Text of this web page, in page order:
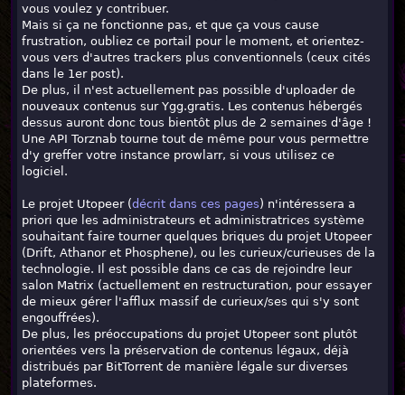
vous voulez y contribuer.
Mais si ça ne fonctionne pas, et que ça vous cause
frustration, oubliez ce portail pour le moment, et orientez-
vous vers d'autres trackers plus conventionnels (ceux cités
dans le 1er post).
De plus, il n'est actuellement pas possible d'uploader de
nouveaux contenus sur Ygg.gratis. Les contenus hébergés
dessus auront donc tous bientôt plus de 2 semaines d'âge !
Une API Torznab tourne tout de même pour vous permettre
d'y greffer votre instance prowlarr, si vous utilisez ce
logiciel.
Le projet Utopeer (décrit dans ces pages) n'intéressera a
priori que les administrateurs et administratrices système
souhaitant faire tourner quelques briques du projet Utopeer
(Drift, Athanor et Phosphene), ou les curieux/curieuses de la
technologie. Il est possible dans ce cas de rejoindre leur
salon Matrix (actuellement en restructuration, pour essayer
de mieux gérer l'afflux massif de curieux/ses qui s'y sont
engouffrées).
De plus, les préoccupations du projet Utopeer sont plutôt
orientées vers la préservation de contenus légaux, déjà
distribués par BitTorrent de manière légale sur diverses
plateformes.